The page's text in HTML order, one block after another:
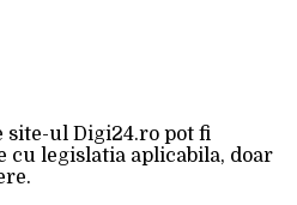
ul Digi24.ro pot fi
legislatia aplicabila, doar